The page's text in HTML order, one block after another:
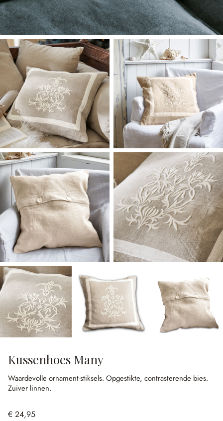
Kussenhoes Many
Waardevolle ornament-stiksels. Opgestikte, contrasterende bies.
Zuiver linnen.
€ 24,95